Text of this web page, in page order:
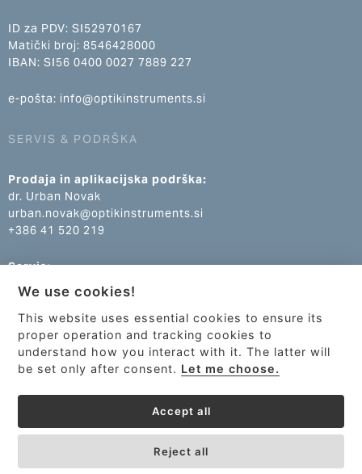
ID za PDV: SI52970167
Matički broj: 8546428000
IBAN: SI56 0400 0027 7889 227
e-pošta: info@optikinstruments.si
SERVIS & PODRŠKA
Prodaja in aplikacijska podrška:
dr. Urban Novak
urban.novak@optikinstruments.si
+386 41 520 219
Servis:
Klemen Žumer
klemen.zumer@optikinstruments.si
+386 70 688 269
We use cookies!
This website uses essential cookies to ensure its
proper operation and tracking cookies to
understand how you interact with it. The latter will
be set only after consent. Let me choose.
Accept all
Reject all